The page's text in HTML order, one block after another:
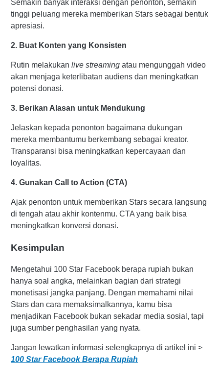
Semakin banyak interaksi dengan penonton, semakin
tinggi peluang mereka memberikan Stars sebagai bentuk
apresiasi.
2. Buat Konten yang Konsisten
Rutin melakukan live streaming atau mengunggah video
akan menjaga keterlibatan audiens dan meningkatkan
potensi donasi.
3. Berikan Alasan untuk Mendukung
Jelaskan kepada penonton bagaimana dukungan
mereka membantumu berkembang sebagai kreator.
Transparansi bisa meningkatkan kepercayaan dan
loyalitas.
4. Gunakan Call to Action (CTA)
Ajak penonton untuk memberikan Stars secara langsung
di tengah atau akhir kontenmu. CTA yang baik bisa
meningkatkan konversi donasi.
Kesimpulan
Mengetahui 100 Star Facebook berapa rupiah bukan
hanya soal angka, melainkan bagian dari strategi
monetisasi jangka panjang. Dengan memahami nilai
Stars dan cara memaksimalkannya, kamu bisa
menjadikan Facebook bukan sekadar media sosial, tapi
juga sumber penghasilan yang nyata.
Jangan lewatkan informasi selengkapnya di artikel ini >
100 Star Facebook Berapa Rupiah